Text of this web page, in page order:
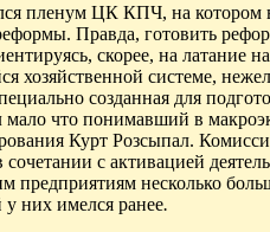
пленум ЦК КПЧ, на котором
Правда, готовить
скорее, на латание
хозяйственной системе,
созданная для
мало что понимавший в
Курт Розсыпал.
с активацией
предприятиям несколько
у них имелся ранее.